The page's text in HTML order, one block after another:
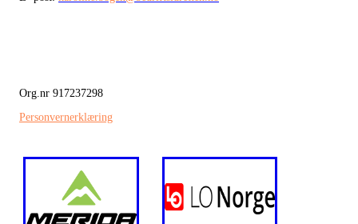
Org.nr 917237298
Personvernerklæring